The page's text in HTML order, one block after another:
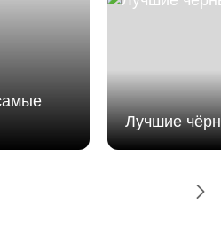
Лучшие
- Дублированный